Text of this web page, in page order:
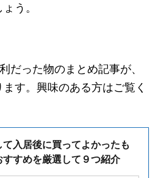
う。
だった物のまとめ記事が、
す。興味のある方はご覧く
て入居後に買ってよかったも
すめを厳選して９つ紹介